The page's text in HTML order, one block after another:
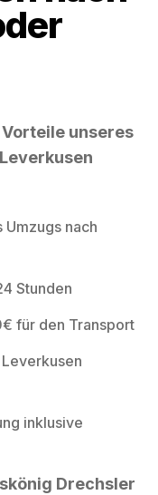
unseres
nach
Stunden
für den Transport
inklusive
Drechsler